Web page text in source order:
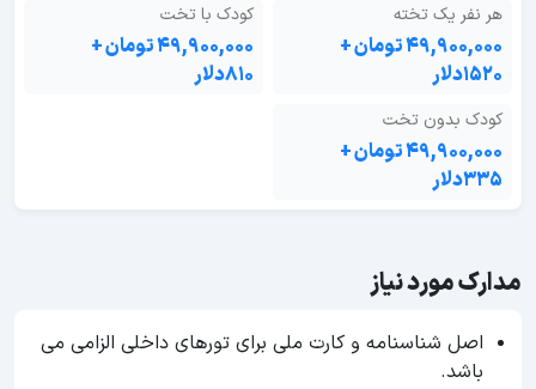
هر نفر یک تخته
۴۹,۹۰۰,۰۰۰ تومان +
۱۵۲۰دلار
کودک با تخت
۴۹,۹۰۰,۰۰۰ تومان +
۸۱۰دلار
کودک بدون تخت
۴۹,۹۰۰,۰۰۰ تومان +
۳۳۵دلار
مدارک مورد نیاز
اصل شناسنامه و کارت ملی برای تورهای داخلی الزامی می
باشد.